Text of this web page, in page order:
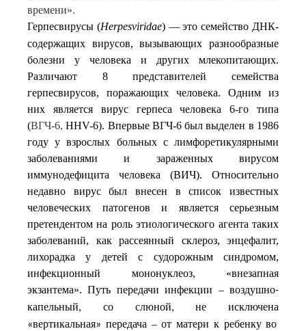
времени».
Герпесвирусы (Herpesviridae) — это семейство ДНК-
содержащих вирусов, вызывающих разнообразные
болезни у человека и других млекопитающих.
Различают 8 представителей семейства
герпесвирусов, поражающих человека. Одним из
них является вирус герпеса человека 6-го типа
(ВГЧ-6,HHV-6). Впервые ВГЧ-6 был выделен в 1986
году у взрослых больных с лимфоретикулярными
заболеваниями и зараженных вирусом
иммунодефицита человека (ВИЧ). Относительно
недавно вирус был внесен в список известных
человеческих патогенов и является серьезным
претендентом на роль этиологического агента таких
заболеваний, как рассеянный склероз, энцефалит,
лихорадка у детей с судорожным синдромом,
инфекционный мононуклеоз, «внезапная
экзантема». Путь передачи инфекции – воздушно-
капельный, со слюной,не исключена
«вертикальная» передача – от матери к ребенку во